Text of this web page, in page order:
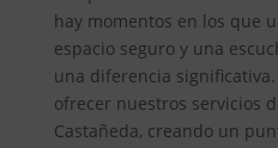
hay momentos en los que
espacio seguro y una
una diferencia
ofrecer nuestros servicios
Castañeda, creando un